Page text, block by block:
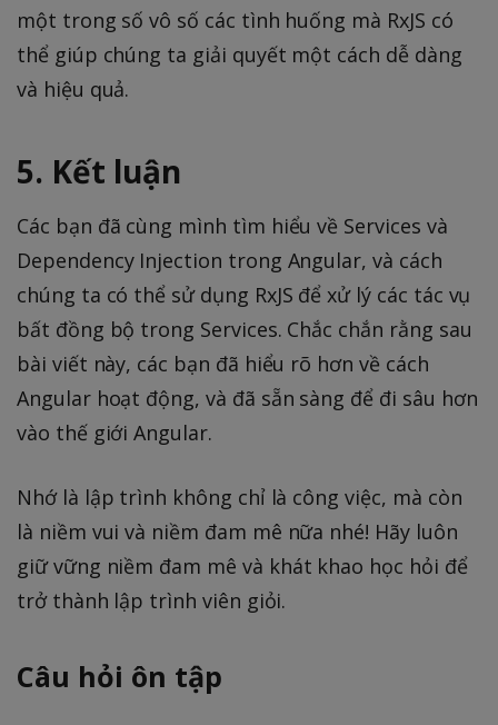
một trong số vô số các tình huống mà RxJS có
thể giúp chúng ta giải quyết một cách dễ dàng
và hiệu quả.
5. Kết luận
Các bạn đã cùng mình tìm hiểu về Services và
Dependency Injection trong Angular, và cách
chúng ta có thể sử dụng RxJS để xử lý các tác vụ
bất đồng bộ trong Services. Chắc chắn rằng sau
bài viết này, các bạn đã hiểu rõ hơn về cách
Angular hoạt động, và đã sẵn sàng để đi sâu hơn
vào thế giới Angular.
Nhớ là lập trình không chỉ là công việc, mà còn
là niềm vui và niềm đam mê nữa nhé! Hãy luôn
giữ vững niềm đam mê và khát khao học hỏi để
trở thành lập trình viên giỏi.
Câu hỏi ôn tập